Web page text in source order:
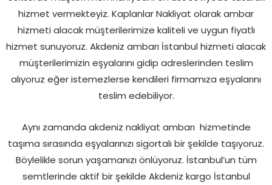
hizmet vermekteyiz. Kaplanlar Nakliyat olarak ambar
hizmeti alacak müşterilerimize kaliteli ve uygun fiyatlı
hizmet sunuyoruz. Akdeniz ambarı İstanbul hizmeti alacak
müşterilerimizin eşyalarını gidip adreslerinden teslim
alıyoruz eğer istemezlerse kendileri firmamıza eşyalarını
teslim edebiliyor.
Aynı zamanda akdeniz nakliyat ambarı hizmetinde
taşıma sırasında eşyalarınızı sigortalı bir şekilde taşıyoruz.
Böylelikle sorun yaşamanızı önlüyoruz. İstanbul’un tüm
semtlerinde aktif bir şekilde Akdeniz kargo İstanbul